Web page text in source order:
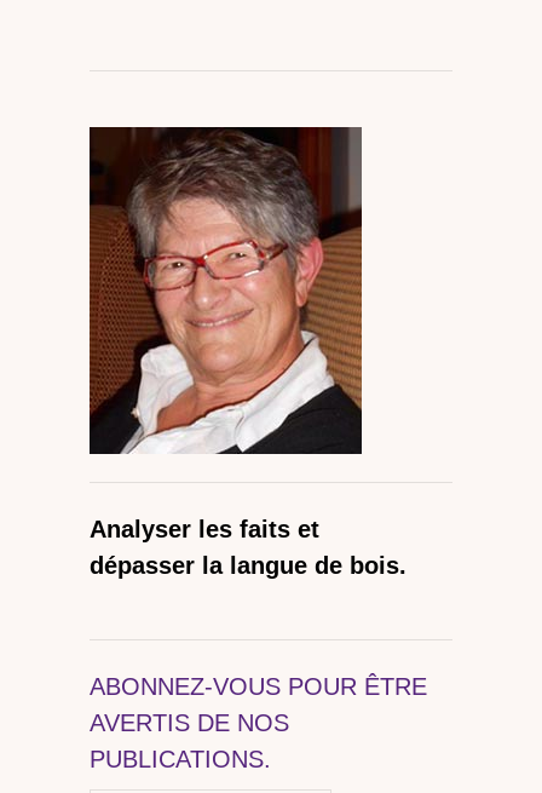
Analyser les faits et
dépasser la langue de bois.
ABONNEZ-VOUS POUR ÊTRE
AVERTIS DE NOS
PUBLICATIONS.